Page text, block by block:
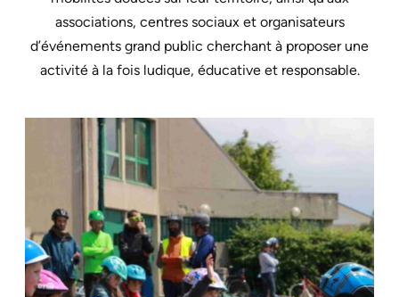
associations, centres sociaux et organisateurs
d’événements grand public cherchant à proposer une
activité à la fois ludique, éducative et responsable.